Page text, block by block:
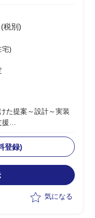
税別)
宅)
た提案～設計～実装
援
アとしての技術説明
成
る要件整理およびアー
案件における構想整理
登録)
気になる